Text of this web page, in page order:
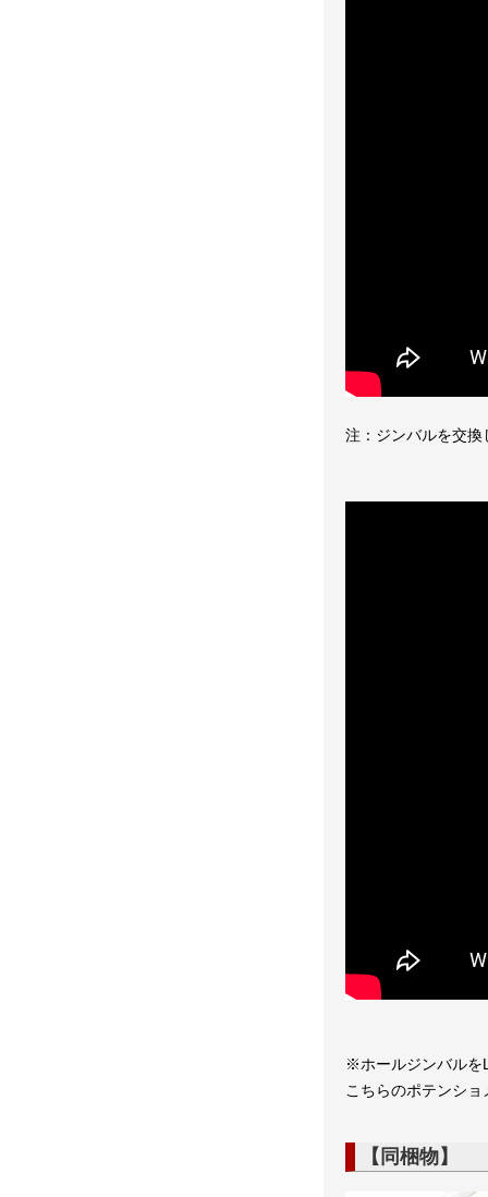
注：ジンバルを交
※ホールジンバルを
こちらのポテンシ
【同梱物】